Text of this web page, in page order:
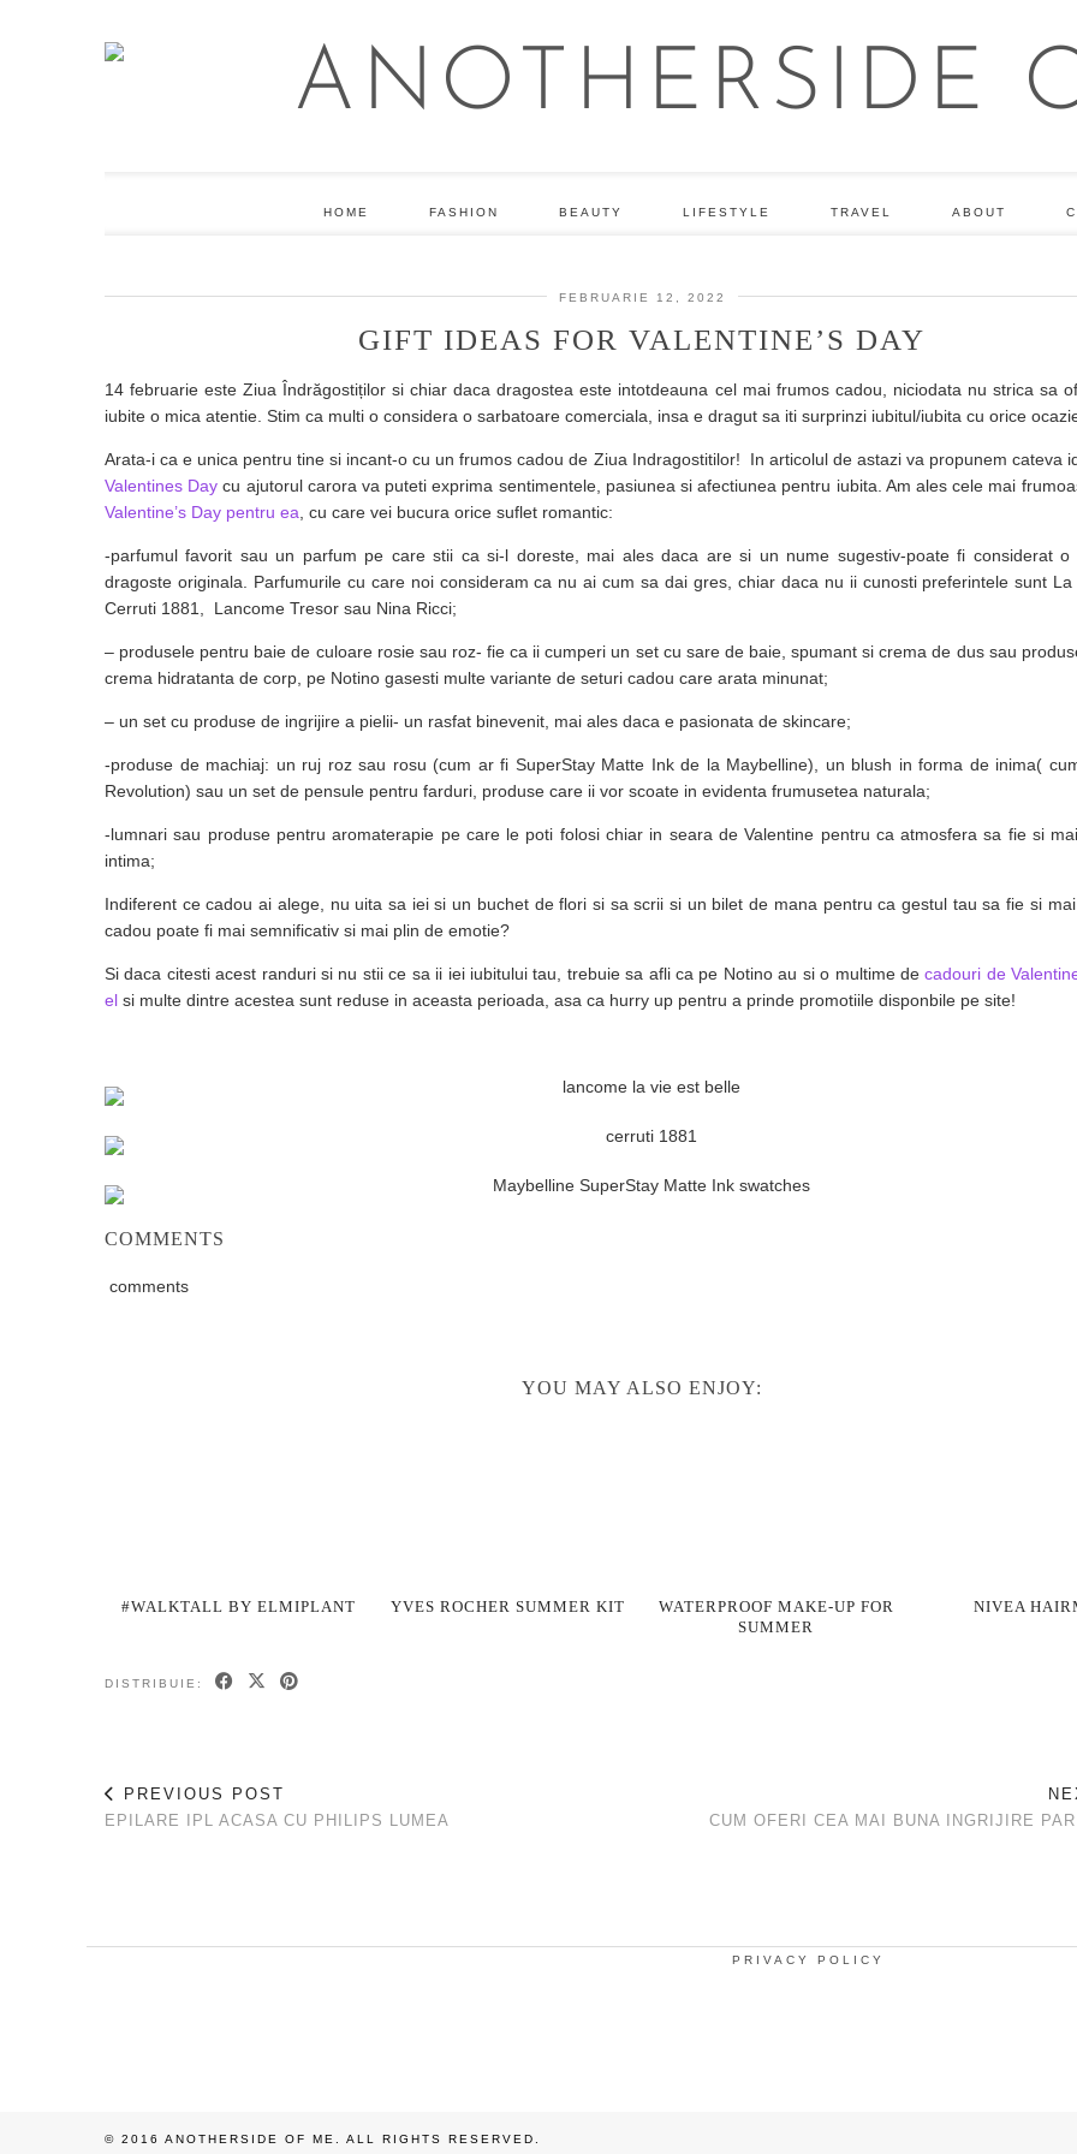
HOME FASHION BEAUTY LIFESTYLE TRAVEL ABOUT
FEBRUARIE 12, 2022
GIFT IDEAS FOR VALENTINE’S DAY
14 februarie este Ziua Îndrăgostiților si chiar daca dragostea este intotdeauna cel mai frumos cadou, niciodata nu strica sa
iubite o mica atentie. Stim ca multi o considera o sarbatoare comerciala, insa e dragut sa iti surprinzi iubitul/iubita cu orice
Arata-i ca e unica pentru tine si incant-o cu un frumos cadou de Ziua Indragostitilor! In articolul de astazi va propunem cateva
Valentines Day cu ajutorul carora va puteti exprima sentimentele, pasiunea si afectiunea pentru iubita. Am ales cele mai
Valentine’s Day pentru ea , cu care vei bucura orice suflet romantic:
-parfumul favorit sau un parfum pe care stii ca si-l doreste, mai ales daca are si un nume sugestiv-poate fi considerat o
dragoste originala. Parfumurile cu care noi consideram ca nu ai cum sa dai gres, chiar daca nu ii cunosti preferintele sunt La
Cerruti 1881, Lancome Tresor sau Nina Ricci;
– produsele pentru baie de culoare rosie sau roz- fie ca ii cumperi un set cu sare de baie, spumant si crema de dus sau
crema hidratanta de corp, pe Notino gasesti multe variante de seturi cadou care arata minunat;
– un set cu produse de ingrijire a pielii- un rasfat binevenit, mai ales daca e pasionata de skincare;
-produse de machiaj: un ruj roz sau rosu (cum ar fi SuperStay Matte Ink de la Maybelline), un blush in forma de inima(
Revolution) sau un set de pensule pentru farduri, produse care ii vor scoate in evidenta frumusetea naturala;
-lumnari sau produse pentru aromaterapie pe care le poti folosi chiar in seara de Valentine pentru ca atmosfera sa fie si
intima;
Indiferent ce cadou ai alege, nu uita sa iei si un buchet de flori si sa scrii si un bilet de mana pentru ca gestul tau sa fie si
cadou poate fi mai semnificativ si mai plin de emotie?
Si daca citesti acest randuri si nu stii ce sa ii iei iubitului tau, trebuie sa afli ca pe Notino au si o multime decadouri de
el si multe dintre acestea sunt reduse in aceasta perioada, asa ca hurry up pentru a prinde promotiile disponbile pe site!
COMMENTS
comments
YOU MAY ALSO ENJOY:
#WALKTALL BY ELMIPLANT YVES ROCHER SUMMER KIT
WATERPROOF MAKE-UP FOR
SUMMER
NIVEA
DISTRIBUIE:
PREVIOUS POST
EPILARE IPL ACASA CU PHILIPS LUMEA
CUM OFERI CEA MAI BUNA INGRIJIRE
PRIVACY POLICY
© 2016 ANOTHERSIDE OF ME. ALL RIGHTS RESERVED.